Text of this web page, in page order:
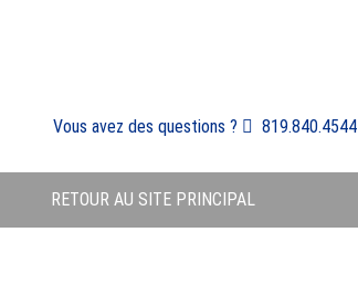
Vous avez des questions ? 819.840.4544
RETOUR AU SITE PRINCIPAL